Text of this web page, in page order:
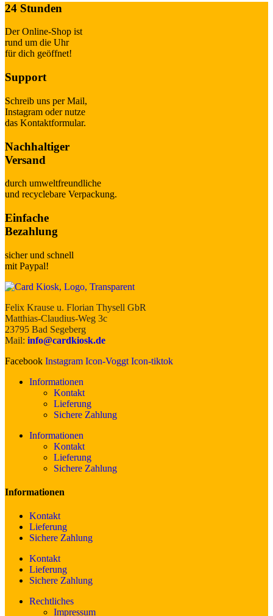
24 Stunden
Der Online-Shop ist
rund um die Uhr
für dich geöffnet!
Support
Schreib uns per Mail,
Instagram oder nutze
das Kontaktformular.
Nachhaltiger
Versand
durch umweltfreundliche
und recyclebare Verpackung.
Einfache
Bezahlung
sicher und schnell
mit Paypal!
Felix Krause u. Florian Thysell GbR
Matthias-Claudius-Weg 3c
23795 Bad Segeberg
Mail: info@cardkiosk.de
Facebook Instagram Icon-Voggt Icon-tiktok
Informationen
Kontakt
Lieferung
Sichere Zahlung
Informationen
Kontakt
Lieferung
Sichere Zahlung
Informationen
Kontakt
Lieferung
Sichere Zahlung
Kontakt
Lieferung
Sichere Zahlung
Rechtliches
Impressum